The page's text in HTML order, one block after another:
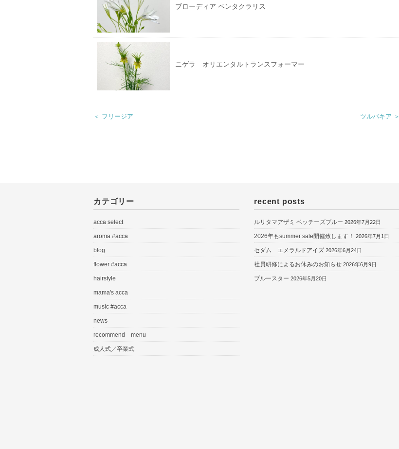
ブローディア ペンタクラリス
ニゲラ オリエンタルトランスフォーマー
＜ フリージア ツルバキア ＞
カテゴリー
acca select
aroma #acca
blog
flower #acca
hairstyle
mama's acca
music #acca
news
recommend menu
成人式／卒業式
recent posts
ルリタマアザミ ベッチーズブルー 2026年7月22日
2026年もsummer sale開催致します！ 2026年7月1日
セダム エメラルドアイズ 2026年6月24日
社員研修によるお休みのお知らせ 2026年6月9日
ブルースター 2026年5月20日